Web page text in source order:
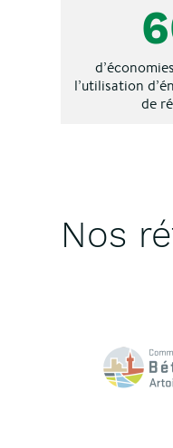
l’utilisation
de
Nos